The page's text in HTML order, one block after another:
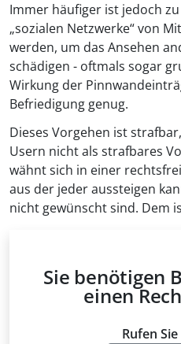
Immer häufiger ist jedoch
„sozialen Netzwerke“ von
werden, um das Ansehen
schädigen - oftmals sogar
Wirkung der
Befriedigung genug.
Dieses Vorgehen ist
Usern nicht als strafbares
wähnt sich in einer
aus der jeder aussteigen
nicht gewünscht sind. Dem
Sie benötigen
einen
Rufen